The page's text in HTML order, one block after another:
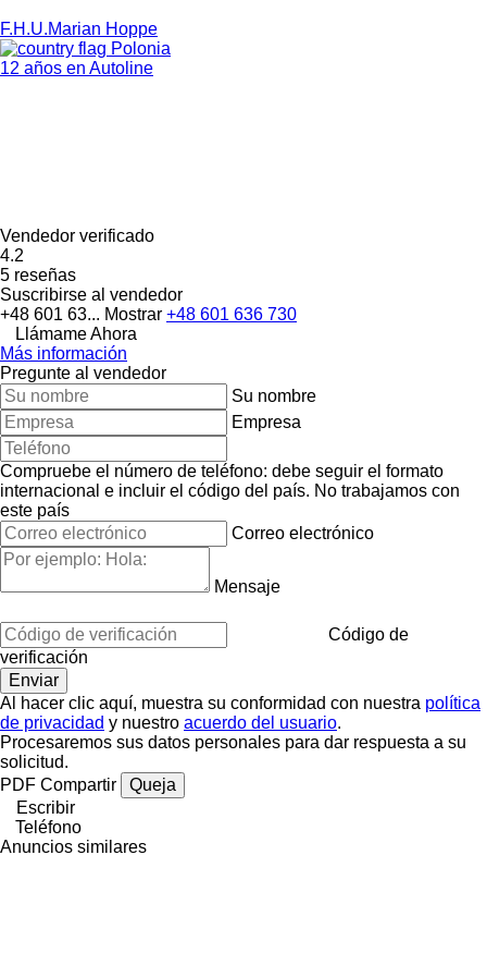
F.H.U.Marian Hoppe
Polonia
12 años en Autoline
Vendedor verificado
4.2
5 reseñas
Suscribirse al vendedor
+48 601 63... Mostrar +48 601 636 730
Llámame Ahora
Más información
Pregunte al vendedor
Su nombre
Empresa
Compruebe el número de teléfono: debe seguir el formato
internacional e incluir el código del país. No trabajamos con
este país
Correo electrónico
Mensaje
Código de
verificación
Al hacer clic aquí, muestra su conformidad con nuestra política
de privacidad y nuestro acuerdo del usuario.
Procesaremos sus datos personales para dar respuesta a su
solicitud.
PDF Compartir
Queja
Escribir
Teléfono
Anuncios similares